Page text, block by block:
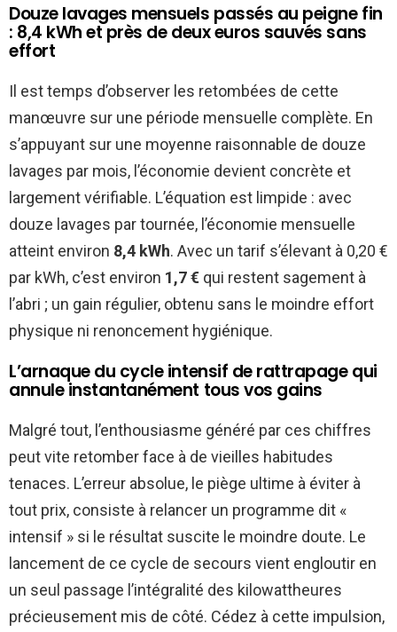
Douze lavages mensuels passés au peigne fin
: 8,4 kWh et près de deux euros sauvés sans
effort
Il est temps d’observer les retombées de cette
manœuvre sur une période mensuelle complète. En
s’appuyant sur une moyenne raisonnable de douze
lavages par mois, l’économie devient concrète et
largement vérifiable. L’équation est limpide : avec
douze lavages par tournée, l’économie mensuelle
atteint environ 8,4 kWh. Avec un tarif s’élevant à 0,20 €
par kWh, c’est environ 1,7 € qui restent sagement à
l’abri ; un gain régulier, obtenu sans le moindre effort
physique ni renoncement hygiénique.
L’arnaque du cycle intensif de rattrapage qui
annule instantanément tous vos gains
Malgré tout, l’enthousiasme généré par ces chiffres
peut vite retomber face à de vieilles habitudes
tenaces. L’erreur absolue, le piège ultime à éviter à
tout prix, consiste à relancer un programme dit «
intensif » si le résultat suscite le moindre doute. Le
lancement de ce cycle de secours vient engloutir en
un seul passage l’intégralité des kilowattheures
précieusement mis de côté. Cédez à cette impulsion,